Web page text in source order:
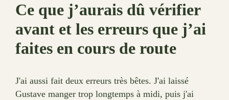
Ce que j’aurais dû vérifier
avant et les erreurs que j’ai
faites en cours de route
J'ai aussi fait deux erreurs très bêtes. J'ai laissé
Gustave manger trop longtemps à midi, puis j'ai